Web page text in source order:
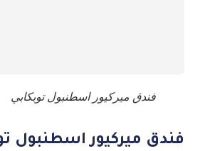
فندق ميركيور اسطنبول توبكابي
فندق ميركيور اسطنبول